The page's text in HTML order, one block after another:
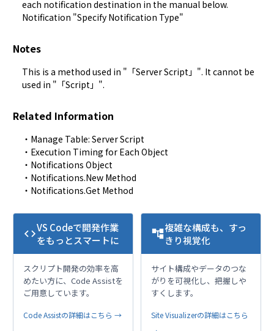
Notification "Specify Notification Type"
Notes
This is a method used in "「Server Script」". It cannot be
used in "「Script」".
Related Information
・ Manage Table: Server Script
・ Execution Timing for Each Object
・ Notifications Object
・ Notifications.New Method
・ Notifications.Get Method
codeVS Codeで開発作業
をもっとスマートに
スクリプト開発の効率を高
めたい方に、Code Assistを
ご用意しています。
Code Assistの詳細はこちら →
account_tree複雑な構成も、すっ
きり視覚化
サイト構成やデータのつな
がりを可視化し、把握しや
すくします。
Site Visualizerの詳細はこちら